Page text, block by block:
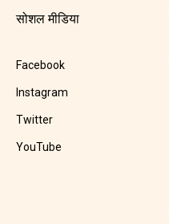
सोशल मीडिया
Facebook
Instagram
Twitter
YouTube